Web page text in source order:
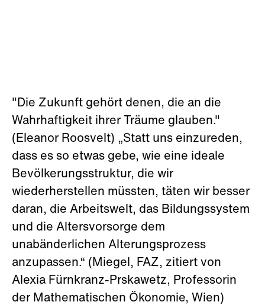
"Die Zukunft gehört denen, die an die
Wahrhaftigkeit ihrer Träume glauben."
(Eleanor Roosvelt) „Statt uns einzureden,
dass es so etwas gebe, wie eine ideale
Bevölkerungsstruktur, die wir
wiederherstellen müssten, täten wir besser
daran, die Arbeitswelt, das Bildungssystem
und die Altersvorsorge dem
unabänderlichen Alterungsprozess
anzupassen.“ (Miegel, FAZ, zitiert von
Alexia Fürnkranz-Prskawetz, Professorin
der Mathematischen Ökonomie, Wien)